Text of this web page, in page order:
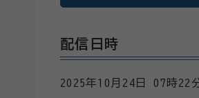
配信日時
2025年10月24日 07時22